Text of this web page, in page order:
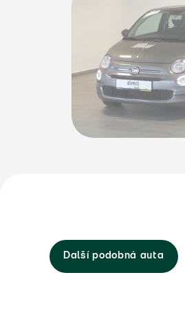
Další podobná auta